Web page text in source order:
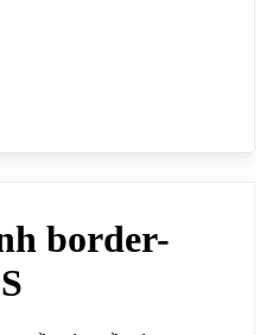
76, 76, 0.3);</div>
43%,
43%, 51%);</div>